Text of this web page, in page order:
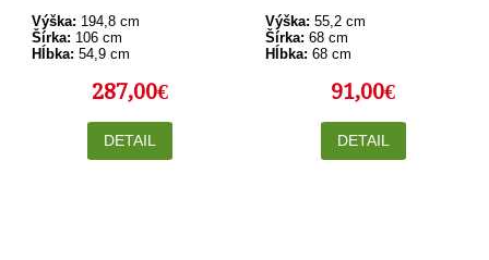
Výška: 194,8 cm
Šírka: 106 cm
Hĺbka: 54,9 cm
287,00€
DETAIL
Výška: 55,2 cm
Šírka: 68 cm
Hĺbka: 68 cm
91,00€
DETAIL